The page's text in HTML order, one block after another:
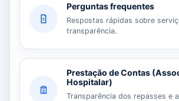
Perguntas frequentes
Respostas rápidas sobre
transparência.
Prestação de Contas
Hospitalar)
Transparência dos repasses e